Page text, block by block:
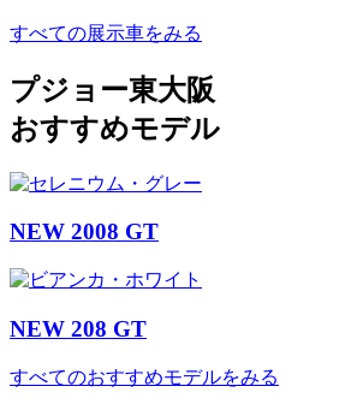
すべての展示車をみる
プジョー東大阪
おすすめモデル
NEW 2008 GT
NEW 208 GT
すべてのおすすめモデルをみる